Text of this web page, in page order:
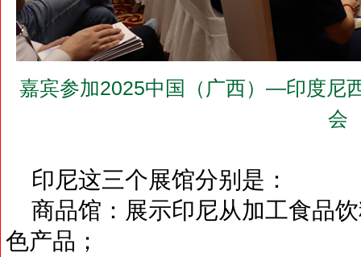
嘉宾参加2025中国（广西）—印度尼
会
印尼这三个展馆分别是：
商品馆：展示印尼从加工食品
色产品；